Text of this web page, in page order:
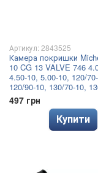
Артикул: 2843525
Камера покришки
10 CG 13 VALVE 746
4.50-10, 5.00-10, 120/
120/90-10, 130/70-10,
497 грн
Купити